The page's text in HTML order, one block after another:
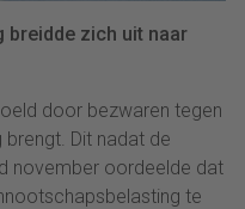
breidde zich uit naar
door bezwaren tegen
Dit nadat de
november oordeelde dat
te